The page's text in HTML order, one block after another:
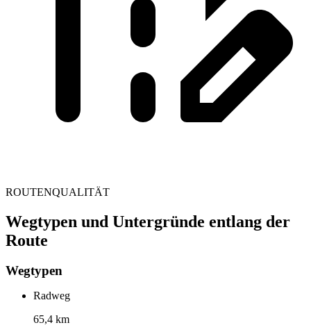
ROUTENQUALITÄT
Wegtypen und Untergründe entlang der
Route
Wegtypen
Radweg
65,4 km